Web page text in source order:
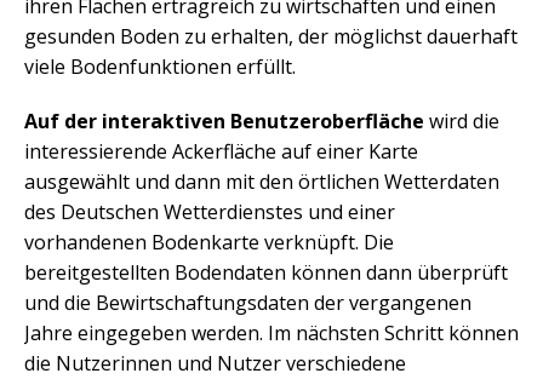
ihren Flächen ertragreich zu wirtschaften und einen
gesunden Boden zu erhalten, der möglichst dauerhaft
viele Bodenfunktionen erfüllt.
Auf der interaktiven Benutzeroberfläche wird die
interessierende Ackerfläche auf einer Karte
ausgewählt und dann mit den örtlichen Wetterdaten
des Deutschen Wetterdienstes und einer
vorhandenen Bodenkarte verknüpft. Die
bereitgestellten Bodendaten können dann überprüft
und die Bewirtschaftungsdaten der vergangenen
Jahre eingegeben werden. Im nächsten Schritt können
die Nutzerinnen und Nutzer verschiedene